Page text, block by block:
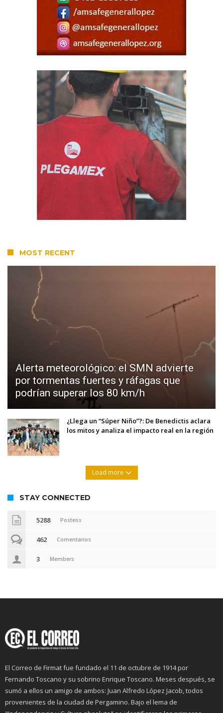
MOST RECENT
Alerta meteorológico: el SMN advierte
por tormentas fuertes y ráfagas que
podrían superar los 80 km/h
¿Llega un “Súper Niño”?: De Benedictis aclara
los mitos y analiza el impacto real en la región
Load more
STAY CONNECTED
5288 Posteos
462 Comentarios
3 Members
El Correo de Firmat fue fundado el 11 de octubre de 1914 por
Fernando Toscano y su sobrino Enrique Toscano. Meses después, se
sumó a ellos un amigo de ambos: Juan Alfredo López Jacob, todos
provenientes de la ciudad de Pergamino. Bajo el lema de